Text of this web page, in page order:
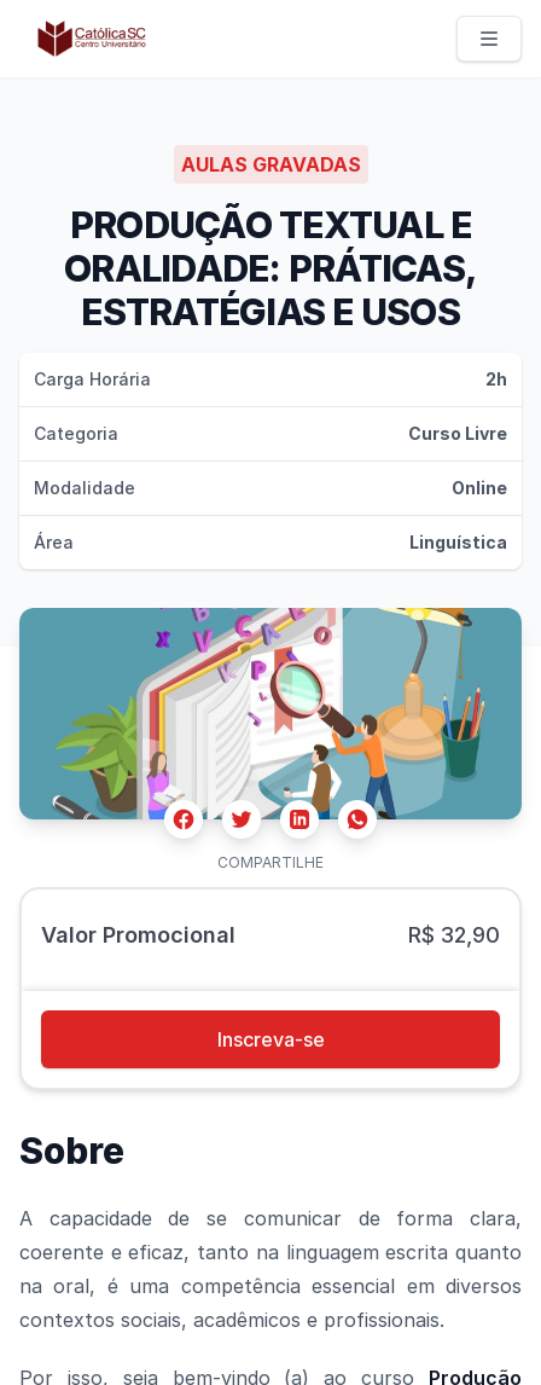
Católica SC | Experts
AULAS GRAVADAS
PRODUÇÃO TEXTUAL E
ORALIDADE: PRÁTICAS,
ESTRATÉGIAS E USOS
Carga Horária 2h
Categoria Curso Livre
Modalidade Online
Área Linguística
FacebookTwitterLinkedinWhatsapp
COMPARTILHE
Valor Promocional R$ 32,90
Inscreva-se
Sobre
A capacidade de se comunicar de forma clara,
coerente e eficaz, tanto na linguagem escrita quanto
na oral, é uma competência essencial em diversos
contextos sociais, acadêmicos e profissionais.
Por isso, seja bem-vindo (a) ao curso Produção